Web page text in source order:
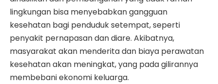
lingkungan bisa menyebabkan gangguan
kesehatan bagi penduduk setempat, seperti
penyakit pernapasan dan diare. Akibatnya,
masyarakat akan menderita dan biaya perawatan
kesehatan akan meningkat, yang pada gilirannya
membebani ekonomi keluarga.